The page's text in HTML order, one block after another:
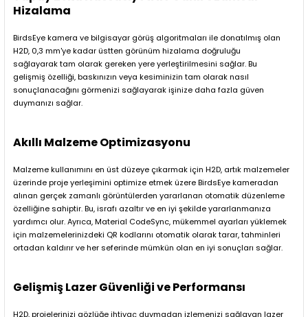
Hizalama
BirdsEye kamera ve bilgisayar görüş algoritmaları ile donatılmış olan
H2D, 0,3 mm'ye kadar üstten görünüm hizalama doğruluğu
sağlayarak tam olarak gereken yere yerleştirilmesini sağlar. Bu
gelişmiş özelliği, baskınızın veya kesiminizin tam olarak nasıl
sonuçlanacağını görmenizi sağlayarak işinize daha fazla güven
duymanızı sağlar.
Akıllı Malzeme Optimizasyonu
Malzeme kullanımını en üst düzeye çıkarmak için H2D, artık malzemeler
üzerinde proje yerleşimini optimize etmek üzere BirdsEye kameradan
alınan gerçek zamanlı görüntülerden yararlanan otomatik düzenleme
özelliğine sahiptir. Bu, israfı azaltır ve en iyi şekilde yararlanmanıza
yardımcı olur. Ayrıca, Material CodeSync, mükemmel ayarları yüklemek
için malzemelerinizdeki QR kodlarını otomatik olarak tarar, tahminleri
ortadan kaldırır ve her seferinde mümkün olan en iyi sonuçları sağlar.
Gelişmiş Lazer Güvenliği ve Performansı
H2D, projelerinizi gözlüğe ihtiyaç duymadan izlemenizi sağlayan lazer